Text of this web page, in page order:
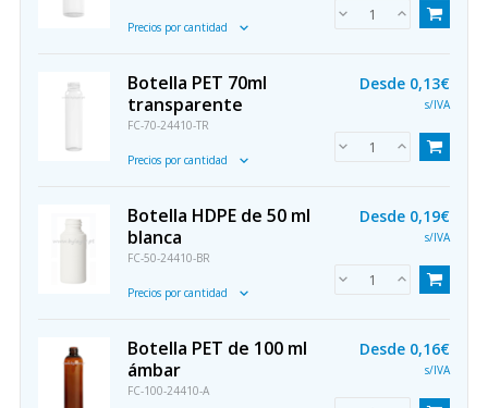
Precios por cantidad
Botella PET 70ml
transparente
FC-70-24410-TR
Precios por cantidad
Desde 0,13€
s/IVA
Botella HDPE de 50 ml
blanca
FC-50-24410-BR
Precios por cantidad
Desde 0,19€
s/IVA
Botella PET de 100 ml
ámbar
FC-100-24410-A
Desde 0,16€
s/IVA